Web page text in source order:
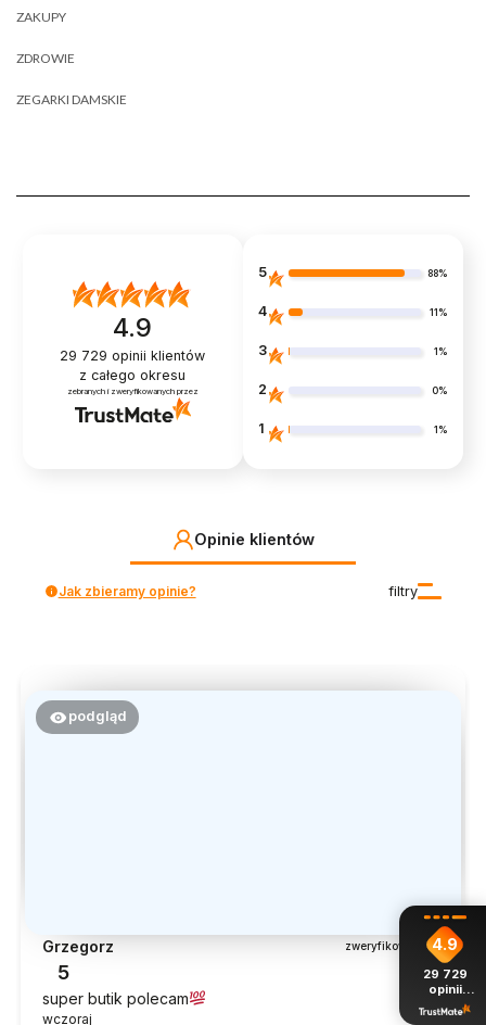
ZAKUPY
ZDROWIE
ZEGARKI DAMSKIE
4.9
29 729 opinii klientów
z całego okresu
zebranych i zweryfikowanych przez
5 88%
4 11%
3 1%
2 0%
1 1%
Opinie klientów
filtry
Jak zbieramy opinie?
podgląd
Grzegorz zweryfikowano
5
super butik polecam
wczoraj
4.9
29 729
opinii
z całego
okresu